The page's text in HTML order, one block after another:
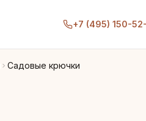
+7 (495) 150-
Садовые крючки